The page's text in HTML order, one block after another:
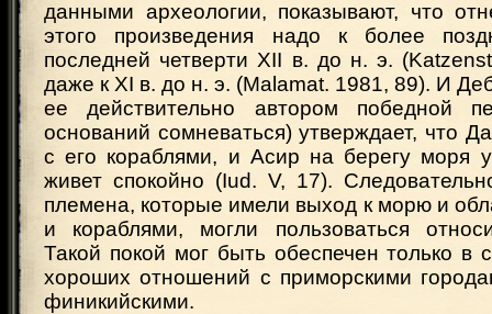
данными археологии, показывают, что
этого произведения надо к более
последней четверти XII в. до н. э.
даже к XI в. до н. э. (Malamat. 1981, 89). И
ее действительно автором победной
оснований сомневаться) утверждает, что
с его кораблями, и Асир на берегу моря
живет спокойно (Iud. V, 17).
племена, которые имели выход к морю и
и кораблями, могли пользоваться
Такой покой мог быть обеспечен только в
хороших отношений с приморскими
финикийскими.